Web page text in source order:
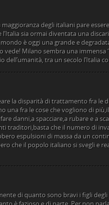
degli italiani pare
sia ormai diventata una
è oggi una grande e
vede! Milano sembra una immensa
dell’umanità, tra un secolo l’Italia
la disparità di trattamento fra le
una fra le cose che vogliono di
danni,a spacciare,a rubare e a
traditori,basta che il numero di
espulsioni di massa da un
che il popolo italiano si svegli e
di quanto sono bravi i figli